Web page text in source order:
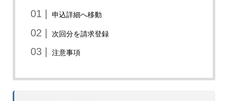
申込詳細へ移動
次回分を請求登録
注意事項